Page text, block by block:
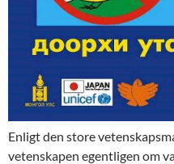
Enligt den store
vetenskapen egentligen om